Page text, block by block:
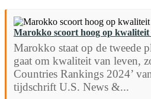
Marokko scoort hoog op kwaliteit
Marokko staat op de tweede
gaat om kwaliteit van leven,
Countries Rankings 2024’
tijdschrift U.S. News &...